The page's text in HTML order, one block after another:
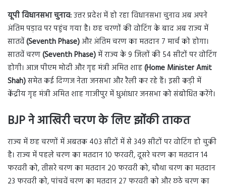
यूपी विधानसभा चुनाव:उत्तर प्रदेश में हो रहा विधानसभा चुनाव अब अपने
अंतिम पड़ाव पर पहुंच गया है। छह चरणों की वोटिंग के बाद अब राज्य में
सातवें(Seventh Phase)और अंतिम चरण का मतदान 7 मार्च को होगा।
सातवें चरण(Seventh Phase)में राज्य के 9 जिलों की 54 सीटों पर वोटिंग
होगी। आज पीएम मोदी और गृह मंत्री अमित शाह(Home Minister Amit
Shah)समेत कई दिग्गज नेता जनसभा और रैली कर रहे हैं। इसी कड़ी में
केंद्रीय गृह मंत्री अमित शाह गाजीपुर में धुआंधार जनसभा को संबोधित करेंगे।
BJP ने आखिरी चरण के लिए झोंकी ताकत
राज्य में छह चरणों में अबतक 403 सीटों में से 349 सीटों पर वोटिंग हो चुकी
है। राज्य में पहले चरण का मतदान 10 फरवरी, दूसरे चरण का मतदान 14
फरवरी को, तीसरे चरण का मतदान 20 फरवरी को, चौथा चरण का मतदान
23 फरवरी को, पांचवें चरण का मतदान 27 फरवरी को और छठे चरण का